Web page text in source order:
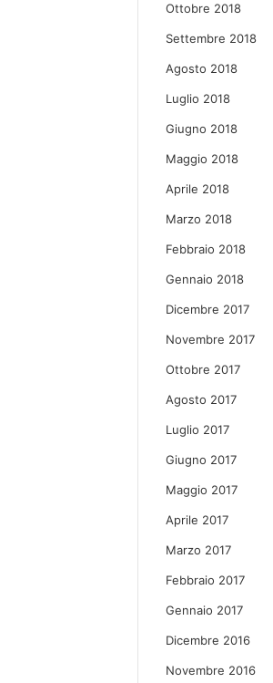
Ottobre 2018
Settembre 2018
Agosto 2018
Luglio 2018
Giugno 2018
Maggio 2018
Aprile 2018
Marzo 2018
Febbraio 2018
Gennaio 2018
Dicembre 2017
Novembre 2017
Ottobre 2017
Agosto 2017
Luglio 2017
Giugno 2017
Maggio 2017
Aprile 2017
Marzo 2017
Febbraio 2017
Gennaio 2017
Dicembre 2016
Novembre 2016